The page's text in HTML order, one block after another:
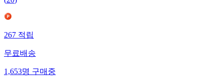
(20)
267적립
무료배송
1,653명구매중